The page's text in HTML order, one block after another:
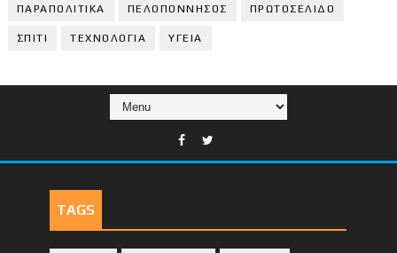
ΠΑΡΑΠΟΛΙΤΙΚΑ ΠΕΛΟΠΟΝΝΗΣΟΣ ΠΡΩΤΟΣΕΛΙΔΟ
ΣΠΙΤΙ ΤΕΧΝΟΛΟΓΙΑ ΥΓΕΙΑ
TAGS